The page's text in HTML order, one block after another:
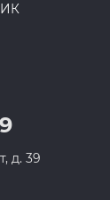
д. 39